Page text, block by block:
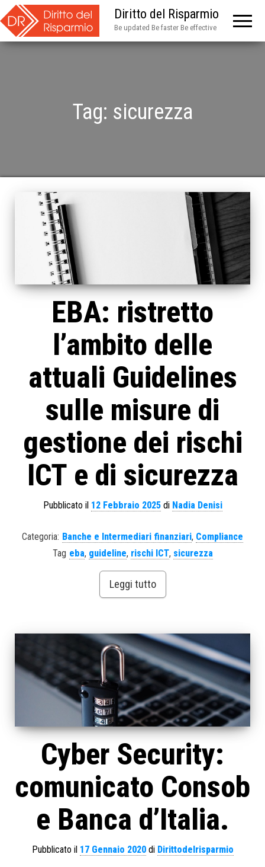
Diritto del Risparmio
Be updated Be faster Be effective
Tag: sicurezza
EBA: ristretto
l’ambito delle
attuali Guidelines
sulle misure di
gestione dei rischi
ICT e di sicurezza
Pubblicato il 12 Febbraio 2025di Nadia Denisi
Categoria: Banche e Intermediari finanziari, Compliance
Tag eba, guideline, rischi ICT, sicurezza
Leggi tutto
Cyber Security:
comunicato Consob
e Banca d’Italia.
Pubblicato il 17 Gennaio 2020di Dirittodelrisparmio